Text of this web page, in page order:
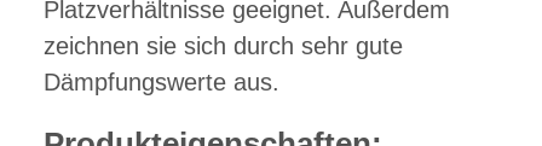
Platzverhältnisse geeignet. Außerdem
zeichnen sie sich durch sehr gute
Dämpfungswerte aus.